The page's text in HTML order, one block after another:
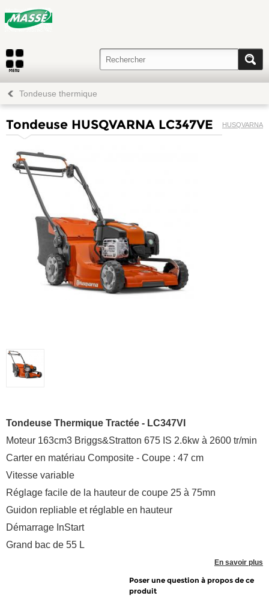
Tondeuse thermique
HUSQVARNA
Tondeuse HUSQVARNA LC347VE
Tondeuse Thermique Tractée - LC347VI
Moteur 163cm3 Briggs&Stratton 675 IS 2.6kw à 2600 tr/min
Carter en matériau Composite - Coupe : 47 cm
Vitesse variable
Réglage facile de la hauteur de coupe 25 à 75mn
Guidon repliable et réglable en hauteur
Démarrage InStart
Grand bac de 55 L
En savoir plus
Poser une question à propos de ce
produit